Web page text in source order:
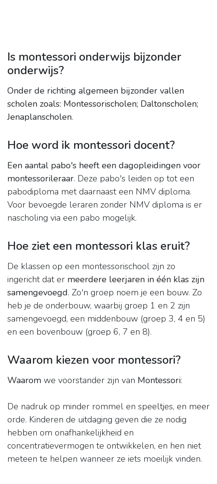
Is montessori onderwijs bijzonder
onderwijs?
Onder de richting algemeen bijzonder vallen
scholen zoals: Montessorischolen; Daltonscholen;
Jenaplanscholen.
Hoe word ik montessori docent?
Een aantal pabo's heeft een dagopleidingen voor
montessorileraar. Deze pabo's leiden op tot een
pabodiploma met daarnaast een NMV diploma.
Voor bevoegde leraren zonder NMV diploma is er
nascholing via een pabo mogelijk.
Hoe ziet een montessori klas eruit?
De klassen op een montessorischool zijn zo
ingericht dat er meerdere leerjaren in één klas zijn
samengevoegd. Zo'n groep noem je een bouw. Zo
heb je de onderbouw, waarbij groep 1 en 2 zijn
samengevoegd, een middenbouw (groep 3, 4 en 5)
en een bovenbouw (groep 6, 7 en 8).
Waarom kiezen voor montessori?
Waarom we voorstander zijn van Montessori:
De nadruk op minder rommel en speeltjes, en meer
orde. Kinderen de uitdaging geven die ze nodig
hebben om onafhankelijkheid en
concentratievermogen te ontwikkelen, en hen niet
meteen te helpen wanneer ze iets moeilijk vinden.